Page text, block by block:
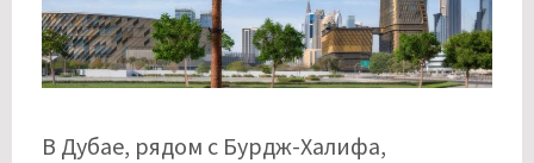
В Дубае, рядом с Бурдж-Халифа,